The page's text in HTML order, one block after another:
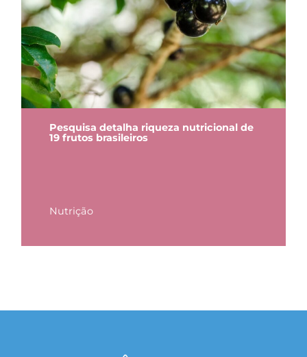
Pesquisa detalha riqueza nutricional de
19 frutos brasileiros
Nutrição